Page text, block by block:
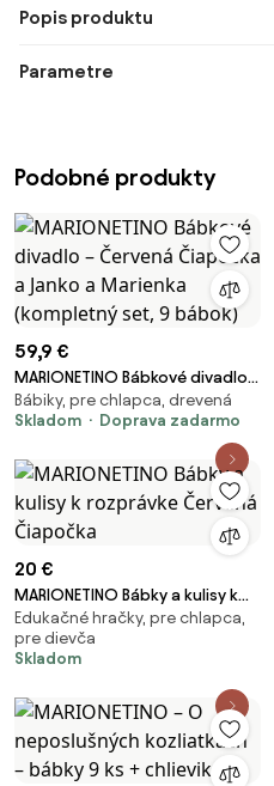
Popis produktu
Parametre
Podobné produkty
59,9 €
MARIONETINO Bábkové divadlo
– Červená Čiapočka a Janko a
Marienka (kompletný set, 9
Bábiky, pre chlapca, drevená
Skladom
Doprava zadarmo
20 €
MARIONETINO Bábky a kulisy k
rozprávke Červená Čiapočka
Edukačné hračky, pre chlapca,
pre dievča
Skladom